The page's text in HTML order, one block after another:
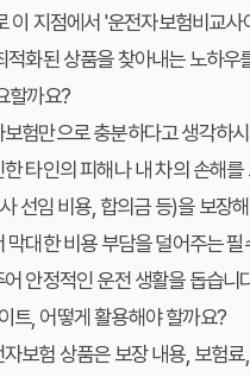
이 지점에서 '운전자보험비교
적화된 상품을 찾아내는 노하
할까요?
험만으로 충분하다고 생각하
타인의 피해나 내 차의 손해
선임 비용, 합의금 등)을 보장
막대한 비용 부담을 덜어주는
안정적인 운전 생활을 돕습니
트, 어떻게 활용해야 할까요?
보험 상품은 보장 내용, 보험